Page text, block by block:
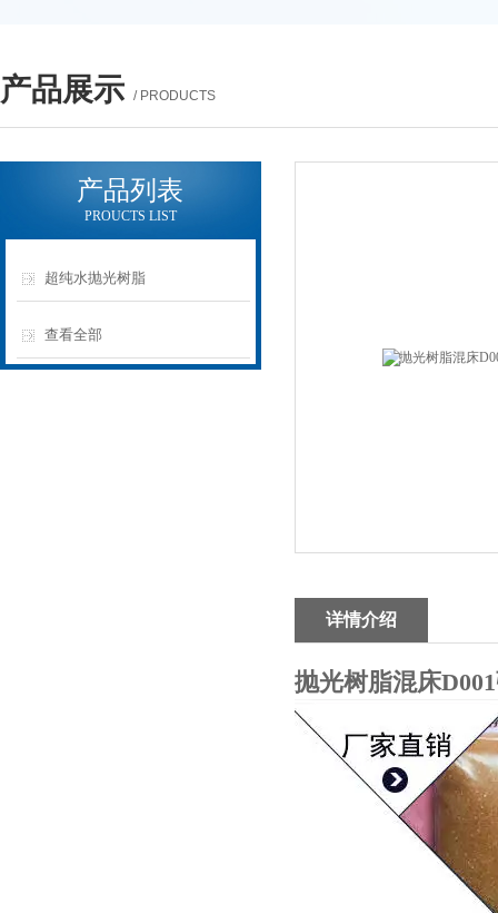
产品展示 / PRODUCTS
产品列表
PROUCTS LIST
超纯水抛光树脂
查看全部
详情介绍
抛光树脂混床